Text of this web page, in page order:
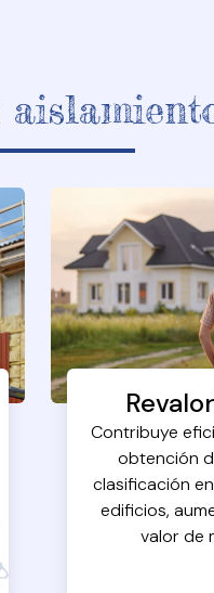
Contribuye
obtención
clasificación
edificios,
valor de